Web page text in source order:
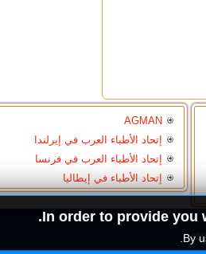
In order to provide you
By
AGMAN
إتحاد الأطباء العرب في إيرلندا
إتحاد الأطباء العرب في فرنسا
إتحاد الأطباء في إيطاليا